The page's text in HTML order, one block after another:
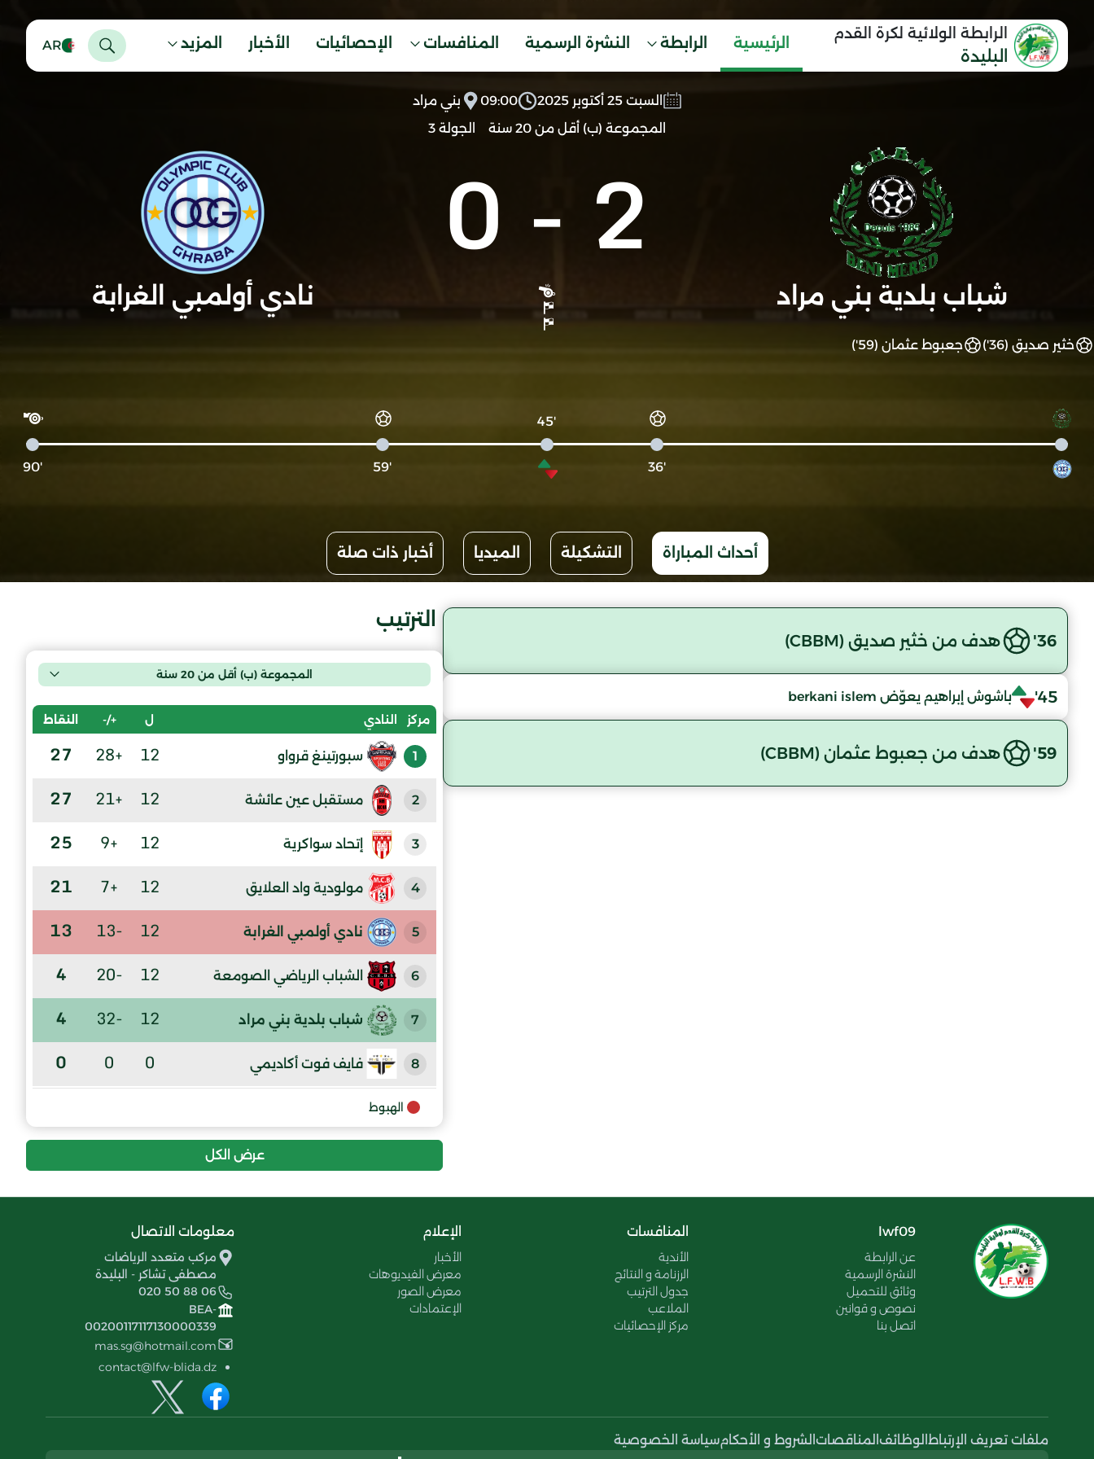
الرابطة الولائية لكرة القدم
البليدة
الرئيسية الرابطة النشرة الرسمية المنافسات الإحصائيات الأخبار المزيد AR
السبت 25 أكتوبر 2025 09:00
بني مراد
المجموعة (ب) أقل من 20 سنة
الجولة 3
شباب بلدية بني مراد
2
-
0
نادي أولمبي الغرابة
خثير صديق (36') جعبوط عثمان (59')
'36
'45
'59
'90
أحداث المباراة التشكيلة الميديا أخبار ذات صلة
36' هدف من خثير صديق (CBBM)
45' باشوش إبراهيم يعوّض berkani islem
59' هدف من جعبوط عثمان (CBBM)
الترتيب
المجموعة (ب) أقل من 20 سنة
مركز النادي ل +/- النقاط
1 سبورتينغ قرواو 12
+28
27
2 مستقبل عين عائشة 12
+21
27
3 إتحاد سواكرية 12
+9
25
4 مولودية واد العلايق 12
+7
21
5 نادي أولمبي الغرابة 12
-13
13
6 الشباب الرياضي الصومعة 12
-20
4
7 شباب بلدية بني مراد 12
-32
4
8 فايف فوت أكاديمي 0
0
0
الهبوط
عرض الكل
lwf09
عن الرابطة
النشرة الرسمية
وثائق للتحميل
نصوص و قوانين
اتصل بنا
المنافسات
الأندية
الرزنامة و النتائج
جدول الترتيب
الملاعب
مركز الإحصائيات
الإعلام
الأخبار
معرض الفيديوهات
معرض الصور
الإعتمادات
معلومات الاتصال
مركب متعدد الرياضات
مصطفى تشاكر - البليدة
020 50 88 06
BEA-
00200117117130000339
mas.sg@hotmail.com
contact@lfw-blida.dz
ملفات تعريف الإرتباط الوظائف المناقصات الشروط و الأحكامسياسة الخصوصية